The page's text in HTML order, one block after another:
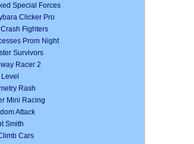
Special Forces
Clicker Pro
Fighters
Prom Night
Survivors
Racer 2
Rash
Mini Racing
Attack
Smith
Cars